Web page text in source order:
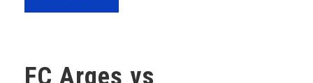
FC Argeș vs